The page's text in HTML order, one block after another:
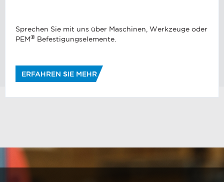
Sprechen Sie mit uns über Maschinen, Werkzeuge oder
PEM® Befestigungselemente.
ERFAHREN SIE MEHR